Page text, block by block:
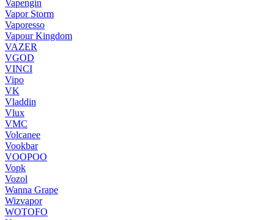
Vapengin
Vapor Storm
Vaporesso
Vapour Kingdom
VAZER
VGOD
VINCI
Vipo
VK
Vladdin
Vlux
VMC
Volcanee
Vookbar
VOOPOO
Vopk
Vozol
Wanna Grape
Wizvapor
WOTOFO